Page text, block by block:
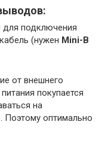
для подключения
(нужен Mini-B
от внешнего
покупается
на
Поэтому оптимально